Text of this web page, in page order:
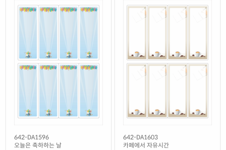
파란색 방수 레이저
재질 설명
CL642YP-DN072
642-DA1596
오늘은 축하하는 날
642-DA1603
카페에서 자유시간